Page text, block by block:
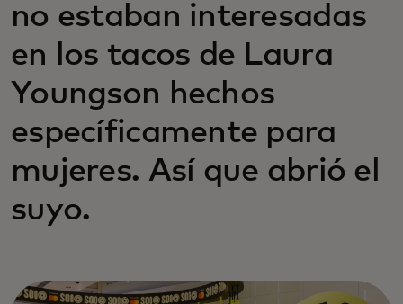
no estaban interesadas
en los tacos de Laura
Youngson hechos
específicamente para
mujeres. Así que abrió el
suyo.